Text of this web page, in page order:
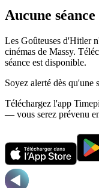
Aucune
Les Goûteuses d'Hitler
cinémas de Massy.
séance est disponible.
Soyez alerté dès qu'une
Téléchargez l'app
— vous serez prévenu